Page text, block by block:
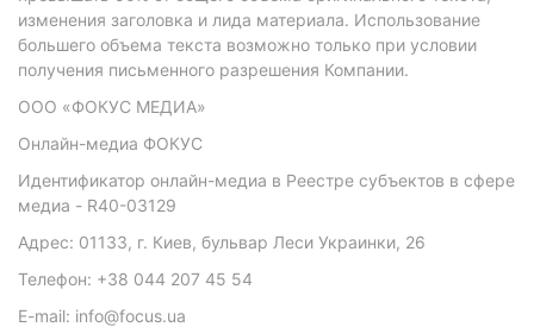
изменения заголовка и лида материала. Использование
большего объема текста возможно только при условии
получения письменного разрешения Компании.
ООО «ФОКУС МЕДИА»
Онлайн-медиа ФОКУС
Идентификатор онлайн-медиа в Реестре субъектов в сфере
медиа - R40-03129
Адрес: 01133, г. Киев, бульвар Леси Украинки, 26
Телефон: +38 044 207 45 54
E-mail: info@focus.ua